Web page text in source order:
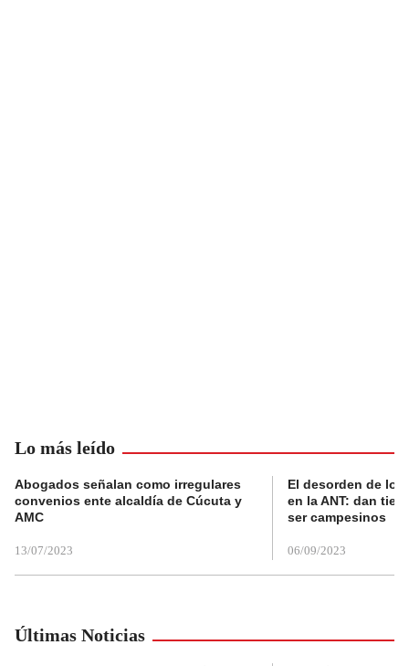
Lo más leído
Abogados señalan como irregulares
convenios ente alcaldía de Cúcuta y
AMC
13/07/2023
El desorden de
en la ANT: dan
ser campesinos
06/09/2023
Últimas Noticias